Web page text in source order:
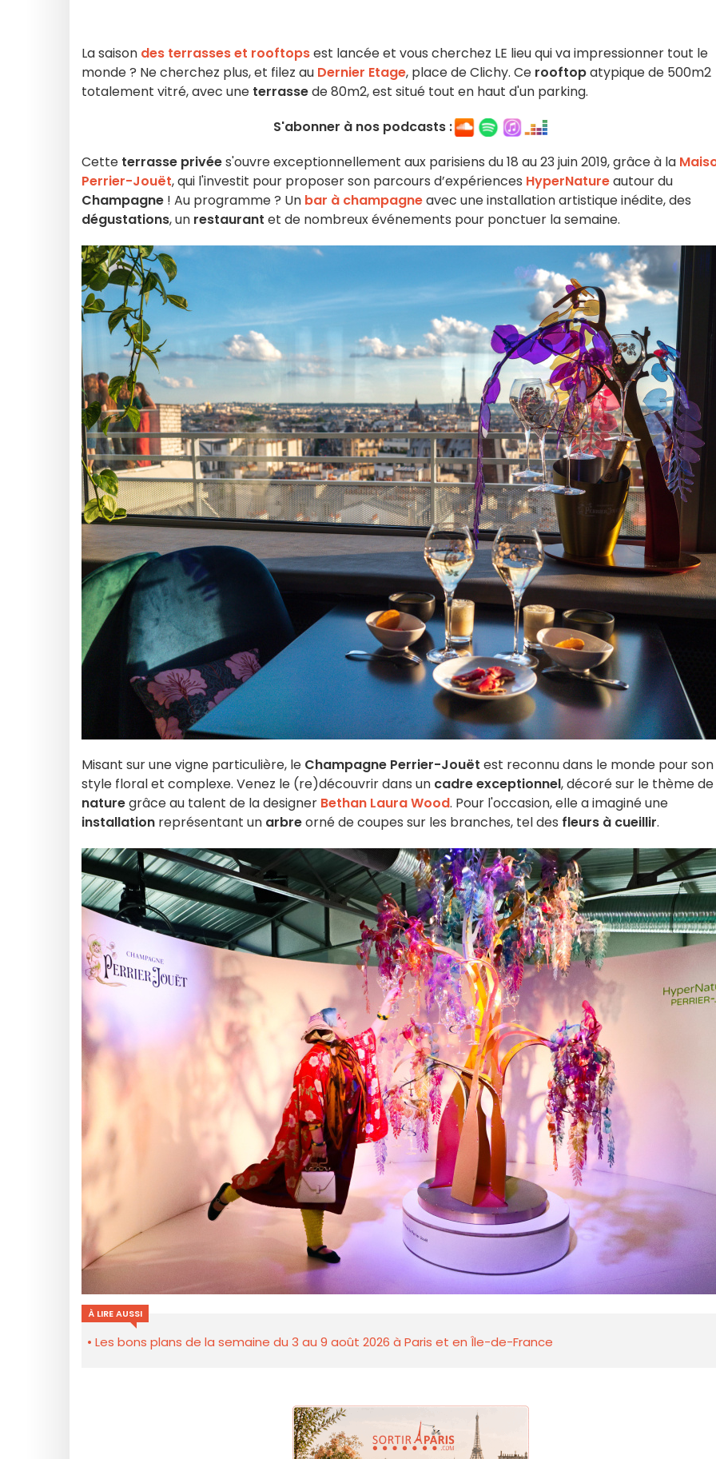
La saison des terrasses et rooftopsest lancée et vous cherchez LE lieu qui va impressionner tout le
monde ? Ne cherchez plus, et filez au Dernier Etage, place de Clichy. Ce rooftopatypique de 500m2
totalement vitré, avec une terrassede 80m2, est situé tout en haut d'un parking.
S'abonner à nos podcasts :
Cette terrasse privées'ouvre exceptionnellement aux parisiens du 18 au 23 juin 2019, grâce à la
Perrier-Jouët, qui l'investit pour proposer son parcours d’expériences HyperNatureautour du
Champagne ! Au programme ? Un bar à champagneavec une installation artistique inédite, des
dégustations, un restaurant et de nombreux événements pour ponctuer la semaine.
Misant sur une vigne particulière, le Champagne Perrier-Jouët est reconnu dans le monde pour son
style floral et complexe. Venez le (re)découvrir dans un cadre exceptionnel, décoré sur le thème
naturegrâce au talent de la designer Bethan Laura Wood. Pour l'occasion, elle a imaginé une
installation représentant un arbreorné de coupes sur les branches, tel des fleurs à cueillir.
À LIRE AUSSI
Les bons plans de la semaine du 3 au 9 août 2026 à Paris et en Île-de-France